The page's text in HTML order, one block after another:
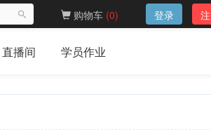
购物车 (0) 登录
直播间 学员作业